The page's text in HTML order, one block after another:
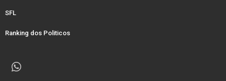
SFL
Ranking dos Politicos